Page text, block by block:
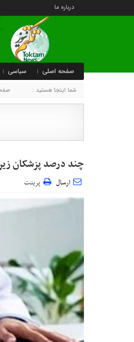
درباره ما
صفحه اصلی سیاسی
شما اینجا هستید :
چند درصد ‌پزشکان‌
ارسال پرینت